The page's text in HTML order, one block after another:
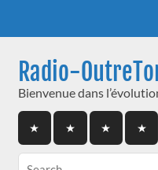
Radio-
Bienvenue dans